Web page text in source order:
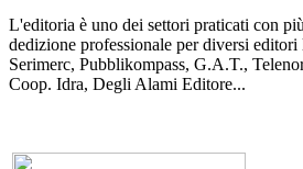
L'editoria è uno dei settori praticati con
dedizione professionale per diversi editori
Serimerc, Pubblikompass, G.A.T.,
Coop. Idra, Degli Alami Editore...